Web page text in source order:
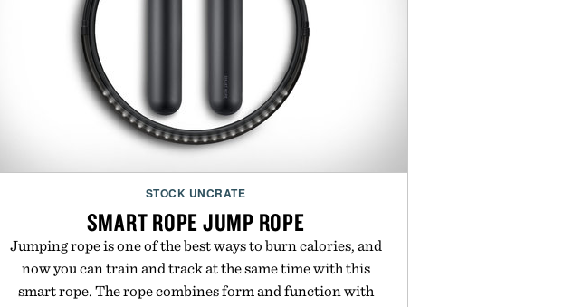
STOCK UNCRATE
SMART ROPE JUMP ROPE
Jumping rope is one of the best ways to burn calories, and
now you can train and track at the same time with this
smart rope. The rope combines form and function with